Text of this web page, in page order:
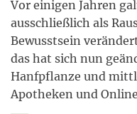
Vor einigen Jahren
ausschließlich als
Bewusstsein
das hat sich nun
Hanfpflanze und
Apotheken und